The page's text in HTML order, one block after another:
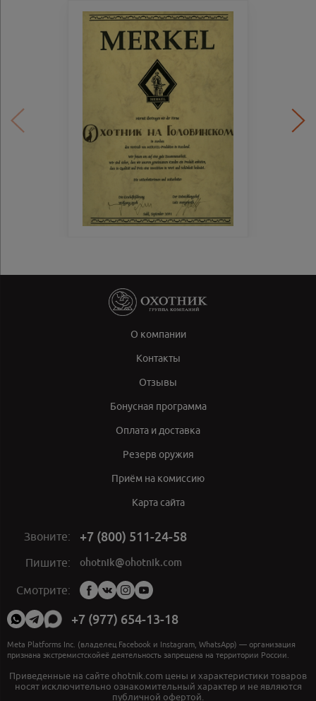
О компании
Контакты
Отзывы
Бонусная программа
Оплата и доставка
Резерв оружия
Приём на комиссию
Карта сайта
Звоните: +7 (800) 511-24-58
Пишите: ohotnik@ohotnik.com
Смотрите:
Мы
в
социальных
сетях:
+7 (977) 654-13-18
Meta Platforms Inc. (владелец Facebook и Instagram, WhatsApp) — организация
признана экстремистскойеё деятельность запрещена на территории России.
Приведенные на сайте ohotnik.com цены и характеристики товаров
носят исключительно ознакомительный характер и не являются
публичной офертой.